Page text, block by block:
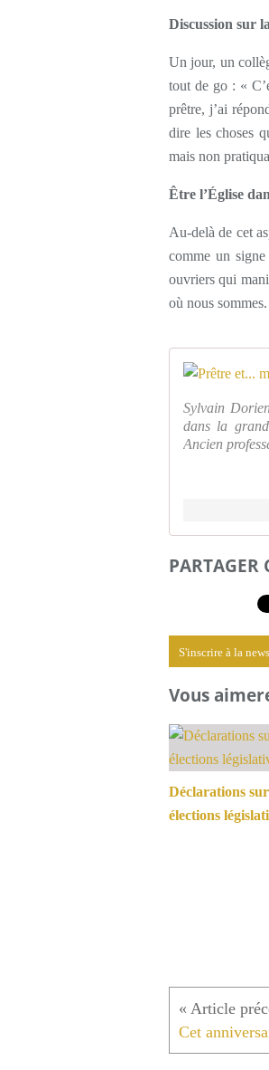
Discussion sur
Un jour, un
tout de go : «
prêtre, j’ai
dire les choses
mais non
Être l’Église
Au-delà de cet
comme un
ouvriers qui
où nous
Sylvain
dans la
Ancien
PARTAGER
S'inscrire à la
Vous
Déclarations
élections